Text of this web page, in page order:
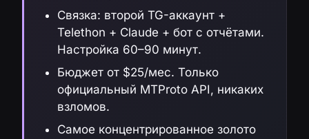
Связка: второй TG-аккаунт +
Telethon + Claude + бот с отчётами.
Настройка 60–90 минут.
Бюджет от $25/мес. Только
официальный MTProto API, никаких
взломов.
Самое концентрированное золото